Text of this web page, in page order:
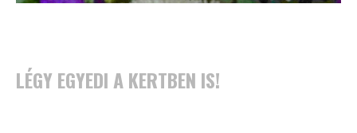
LÉGY EGYEDI A KERTBEN IS!